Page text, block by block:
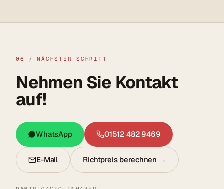
06 / NÄCHSTER SCHRITT
Nehmen Sie Kontakt
auf!
WhatsApp 01512 482 9469
E-Mail Richtpreis berechnen →